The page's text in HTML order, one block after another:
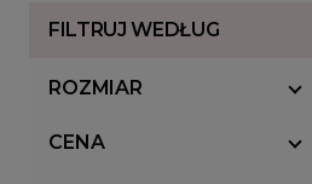
FILTRUJ WEDŁUG
ROZMIAR
CENA